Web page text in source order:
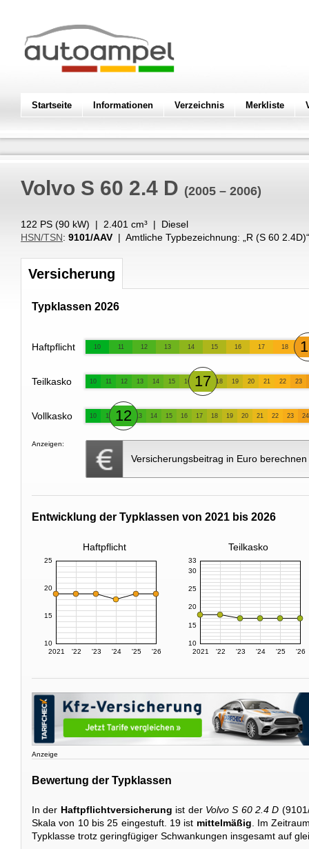
Startseite Informationen Verzeichnis Merkliste
Volvo S 60 2.4 D (2005 – 2006)
122 PS (90 kW) | 2.401 cm³ | Diesel
HSN/TSN: 9101/AAV| Amtliche Typbezeichnung: „ R (S 60 2.4D)“
Versicherung
Typklassen 2026
Haftpflicht 10 11 12 13 14 15 16 17 18
Teilkasko 10 11 12 13 14 15 16 17 18 19 20 21 22 23
Vollkasko 10 11 12 13 14 15 16 17 18 19 20 21 22 23 24
Anzeigen:
Versicherungsbeitrag in Euro berechnen
Entwicklung der Typklassen von 2021 bis 2026
Haftpflicht Teilkasko
2021 '22 '23 '24 '25 '26
10
15
20
25
2021 '22 '23 '24 '25 '26
10
15
20
25
30
33
Anzeige
Bewertung der Typklassen
In der Haftpflichtversicherung ist der Volvo S 60 2.4 D
Skala von 10 bis 25 eingestuft. 19 ist mittelmäßig . Im
Typklasse trotz geringfügiger Schwankungen insgesamt auf